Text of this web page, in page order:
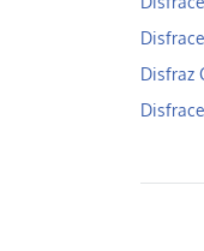
Disfraz